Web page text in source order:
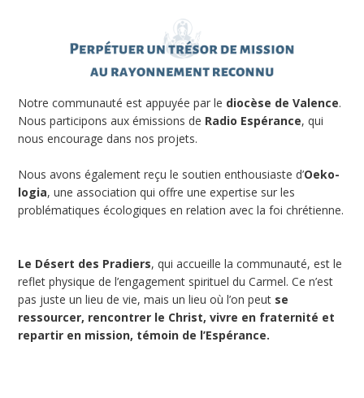
Notre communauté est appuyée par le diocèse de Valence.
Nous participons aux émissions de Radio Espérance, qui
nous encourage dans nos projets.
Nous avons également reçu le soutien enthousiaste d’Oeko-
logia, une association qui offre une expertise sur les
problématiques écologiques en relation avec la foi chrétienne.
Le Désert des Pradiers, qui accueille la communauté, est le
reflet physique de l’engagement spirituel du Carmel. Ce n’est
pas juste un lieu de vie, mais un lieu où l’on peut se
ressourcer, rencontrer le Christ, vivre en fraternité et
repartir en mission, témoin de l’Espérance.